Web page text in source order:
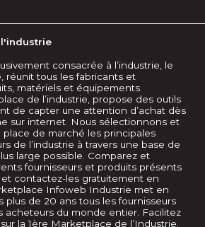
l'industrie
consacrée à l’industrie, le
réunit tous les fabricants et
matériels et équipements
de l’industrie, propose des outils
de capter une attention d’achat dès
sur internet. Nous sélectionnons et
de marché les principales
de l’industrie à travers une base de
large possible. Comparez et
fournisseurs et produits présents
contactez-les gratuitement en
Infoweb Industrie met en
plus de 20 ans tous les fournisseurs
acheteurs du monde entier. Facilitez
la 1ère Marketplace de l’Industrie.